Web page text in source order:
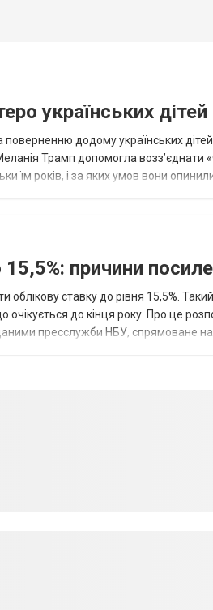
українських
додому українських
Трамп допомогла возз’єднати
їм років, і за яких умов вони
причини
облікову ставку до рівня 15,5%.
очікується до кінця року. Про це
пресслужби НБУ, спрямоване